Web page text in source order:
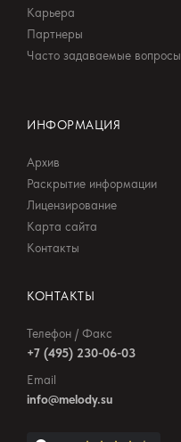
Карьера
Партнеры
Часто задаваемые вопросы
ИНФОРМАЦИЯ
Архив
Раскрытие информации
Лицензирование
Карта сайта
Контакты
КОНТАКТЫ
Телефон / Факс
+7 (495) 230-06-03
Email
info@melody.su